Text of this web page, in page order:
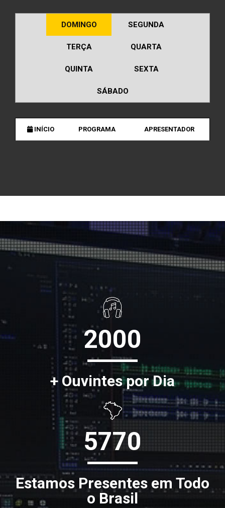
DOMINGO SEGUNDA
TERÇA QUARTA
QUINTA SEXTA
SÁBADO
INÍCIO PROGRAMA APRESENTADOR
2000
+ Ouvintes por Dia
5770
Estamos Presentes em Todo
o Brasil